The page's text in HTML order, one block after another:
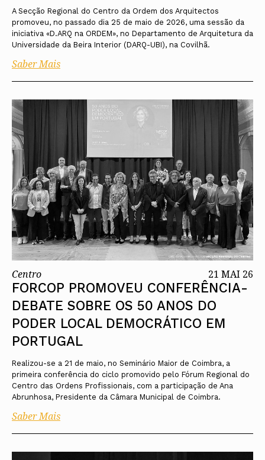
A Secção Regional do Centro da Ordem dos Arquitectos
promoveu, no passado dia 25 de maio de 2026, uma sessão da
iniciativa «D.ARQ na ORDEM», no Departamento de Arquitetura da
Universidade da Beira Interior (DARQ-UBI), na Covilhã.
Saber Mais
Centro 21 MAI 26
FORCOP PROMOVEU CONFERÊNCIA-
DEBATE SOBRE OS 50 ANOS DO
PODER LOCAL DEMOCRÁTICO EM
PORTUGAL
Realizou-se a 21 de maio, no Seminário Maior de Coimbra, a
primeira conferência do ciclo promovido pelo Fórum Regional do
Centro das Ordens Profissionais, com a participação de Ana
Abrunhosa, Presidente da Câmara Municipal de Coimbra.
Saber Mais